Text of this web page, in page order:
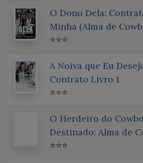
O Dono Dela:
Minha (Alma de
⭐⭐⭐
A Noiva que Eu
Contrato Livro 1
⭐⭐⭐
O Herdeiro do
Destinado: Alma de
⭐⭐⭐